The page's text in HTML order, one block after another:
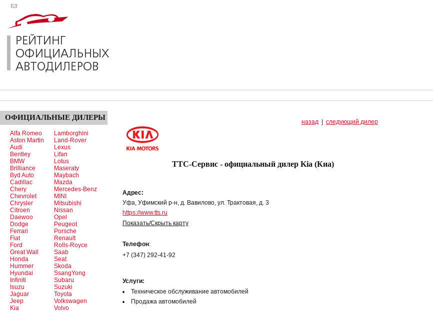
ОФИЦИАЛЬНЫЕ ДИЛЕРЫ
Alfa Romeo
Aston Martin
Audi
Bentley
BMW
Brilliance
Byd Auto
Cadillac
Chery
Chevrolet
Chrysler
Citroen
Daewoo
Dodge
Ferrari
Fiat
Ford
Great Wall
Honda
Hummer
Hyundai
Infiniti
Isuzu
Jaguar
Jeep
Kia
Lamborghini
Land-Rover
Lexus
Lifan
Lotus
Maseraty
Maybach
Mazda
Mercedes-Benz
MINI
Mitsubishi
Nissan
Opel
Peugeot
Porsche
Renault
Rolls-Royce
Saab
Seat
Skoda
SsangYong
Subaru
Suzuki
Toyota
Volkswagen
Volvo
назад следующий дилер
ТТС-Сервис - официальный дилер Kia (Киа)
Адрес:
Уфа, Уфимский р-н, д. Вавилово, ул. Трактовая, д. 3
https://www.tts.ru
Показать/Скрыть карту
Телефон:
+7 (347) 292-41-92
Услуги:
Техническое обслуживание автомобилей
Продажа автомобилей